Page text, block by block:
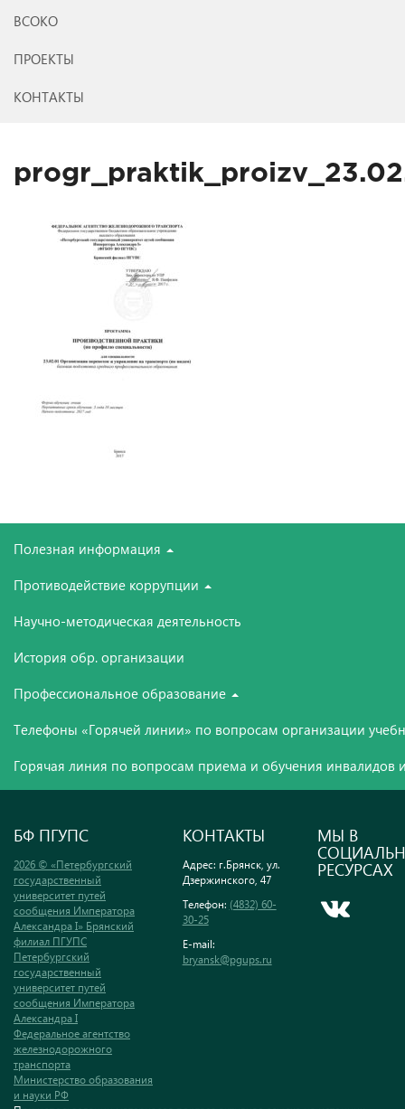
ВСОКО
ПРОЕКТЫ
КОНТАКТЫ
Полезная информация
Противодействие коррупции
Научно-методическая деятельность
История обр. организации
Профессиональное образование
Телефоны «Горячей линии» по вопросам организации
Горячая линия по вопросам приема и обучения инвалидов
БФ ПГУПС
2026 © «Петербургский
государственный
университет путей
сообщения Императора
Александра I» Брянский
филиал ПГУПС
Петербургский
государственный
университет путей
сообщения Императора
Александра I
Федеральное агентство
железнодорожного
транспорта
Министерство образования
и науки РФ
КОНТАКТЫ
Адрес: г.Брянск, ул.
Дзержинского, 47
Телефон: (4832) 60-
30-25
E-mail:
bryansk@pgups.ru
МЫ В
РЕСУРСАХ